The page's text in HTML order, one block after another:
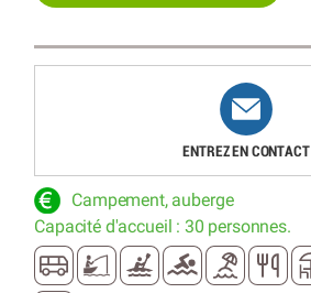
ENTREZ EN CONTACT
Campement, auberge
Capacité d'accueil : 30 personnes.